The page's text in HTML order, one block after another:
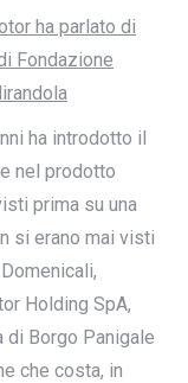
ha parlato di
Fondazione
ha introdotto il
nel prodotto
prima su una
si erano mai visti
Holding SpA,
di Borgo Panigale
che costa, in